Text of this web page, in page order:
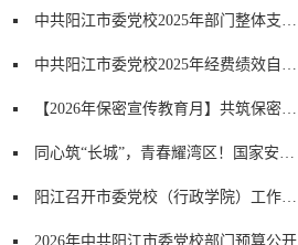
中共阳江市委党校2025年部门整体支出绩效自评报告
中共阳江市委党校2025年经费绩效自评报告
【2026年保密宣传教育月】共筑保密防线 公民人人有责
同心筑“长城”，青春耀湾区！国家安全研学行开始啦！
阳江召开市委党校（行政学院）工作会议
2026年中共阳江市委党校部门预算公开